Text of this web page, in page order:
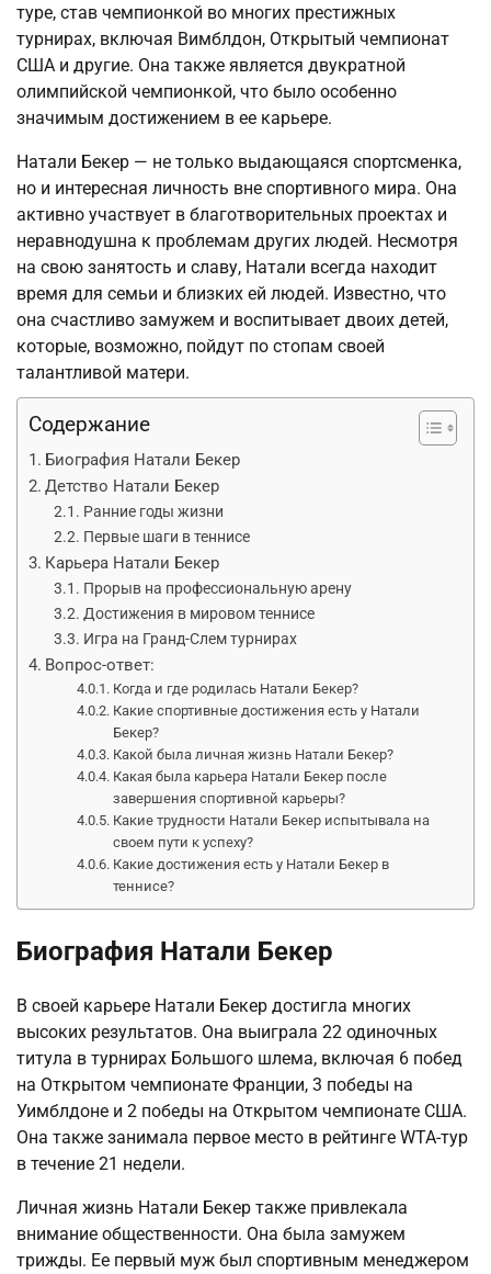
туре, став чемпионкой во многих престижных
турнирах, включая Вимблдон, Открытый чемпионат
США и другие. Она также является двукратной
олимпийской чемпионкой, что было особенно
значимым достижением в ее карьере.
Натали Бекер — не только выдающаяся спортсменка,
но и интересная личность вне спортивного мира. Она
активно участвует в благотворительных проектах и
неравнодушна к проблемам других людей. Несмотря
на свою занятость и славу, Натали всегда находит
время для семьи и близких ей людей. Известно, что
она счастливо замужем и воспитывает двоих детей,
которые, возможно, пойдут по стопам своей
талантливой матери.
Содержание
Биография Натали Бекер
Детство Натали Бекер
Ранние годы жизни
Первые шаги в теннисе
Карьера Натали Бекер
Прорыв на профессиональную арену
Достижения в мировом теннисе
Игра на Гранд-Слем турнирах
Вопрос-ответ:
Когда и где родилась Натали Бекер?
Какие спортивные достижения есть у Натали
Бекер?
Какой была личная жизнь Натали Бекер?
Какая была карьера Натали Бекер после
завершения спортивной карьеры?
Какие трудности Натали Бекер испытывала на
своем пути к успеху?
Какие достижения есть у Натали Бекер в
теннисе?
Биография Натали Бекер
В своей карьере Натали Бекер достигла многих
высоких результатов. Она выиграла 22 одиночных
титула в турнирах Большого шлема, включая 6 побед
на Открытом чемпионате Франции, 3 победы на
Уимблдоне и 2 победы на Открытом чемпионате США.
Она также занимала первое место в рейтинге WTA-тур
в течение 21 недели.
Личная жизнь Натали Бекер также привлекала
внимание общественности. Она была замужем
трижды. Ее первый муж был спортивным менеджером